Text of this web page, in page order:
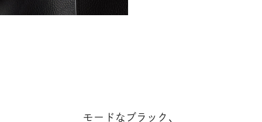
モードなブラック、